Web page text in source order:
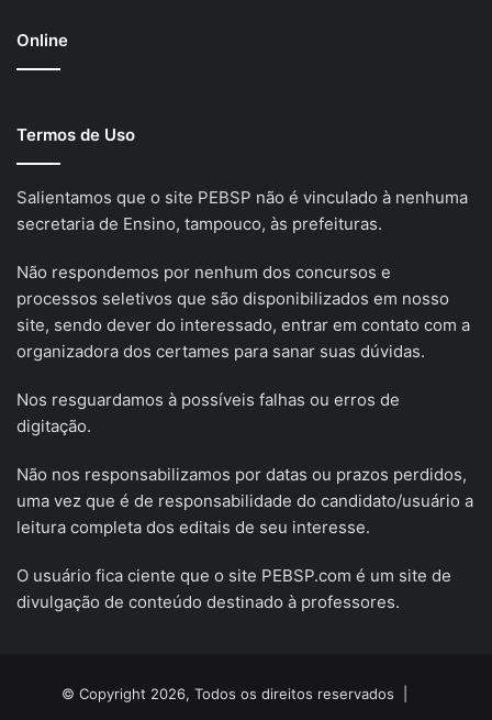
Online
Termos de Uso
Salientamos que o site PEBSP não é vinculado à nenhuma
secretaria de Ensino, tampouco, às prefeituras.
Não respondemos por nenhum dos concursos e
processos seletivos que são disponibilizados em nosso
site, sendo dever do interessado, entrar em contato com a
organizadora dos certames para sanar suas dúvidas.
Nos resguardamos à possíveis falhas ou erros de
digitação.
Não nos responsabilizamos por datas ou prazos perdidos,
uma vez que é de responsabilidade do candidato/usuário a
leitura completa dos editais de seu interesse.
O usuário fica ciente que o site PEBSP.com é um site de
divulgação de conteúdo destinado à professores.
© Copyright 2026, Todos os direitos reservados |